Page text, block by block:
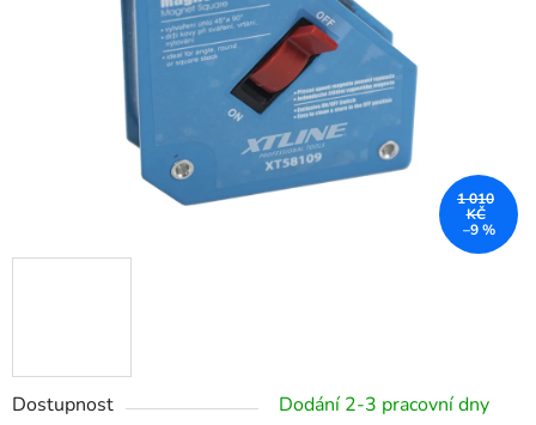
Dostupnost
Dodání 2-3 pracovní dny
1 010
KČ
–9 %